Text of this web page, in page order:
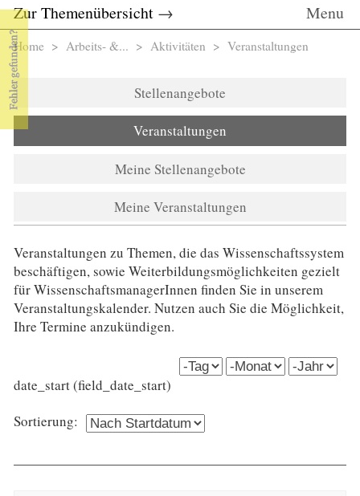
Zur Themenübersicht → Menu
Sie sind hier
Home > Arbeits- &... > Aktivitäten > Veranstaltungen
Stellenangebote
Veranstaltungen
Meine Stellenangebote
Meine Veranstaltungen
Veranstaltungen zu Themen, die das Wissenschaftssystem
beschäftigen, sowie Weiterbildungsmöglichkeiten gezielt
für WissenschaftsmanagerInnen finden Sie in unserem
Veranstaltungskalender. Nutzen auch Sie die Möglichkeit,
Ihre Termine anzukündigen.
date_start (field_date_start)
date_start (field_date_start)
Tag Monat Jahr
Sortierung: